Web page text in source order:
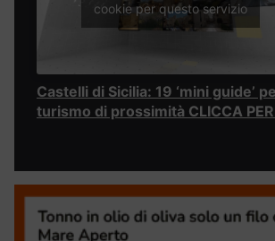
cookie per questo servizio
Castelli di Sicilia: 19 ‘mini guide’
turismo di prossimità CLICCA PER